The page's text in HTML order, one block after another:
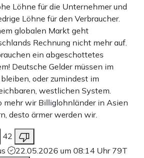
Löhne für die Unternehmer und
Löhne für den Verbraucher.
globalen Markt geht
Rechnung nicht mehr auf.
ein abgeschottetes
Deutsche Gelder müssen im
oder zumindest im
westlichen System.
mehr wir Billiglohnländer in Asien
desto ärmer werden wir.
42
22.05.2026 um 08:14 Uhr 79T